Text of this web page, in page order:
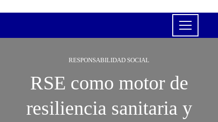
RESPONSABILIDAD SOCIAL
RSE como motor de
resiliencia sanitaria y